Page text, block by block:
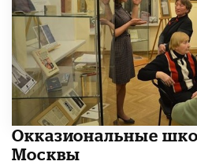
​Окказиональные
Москвы